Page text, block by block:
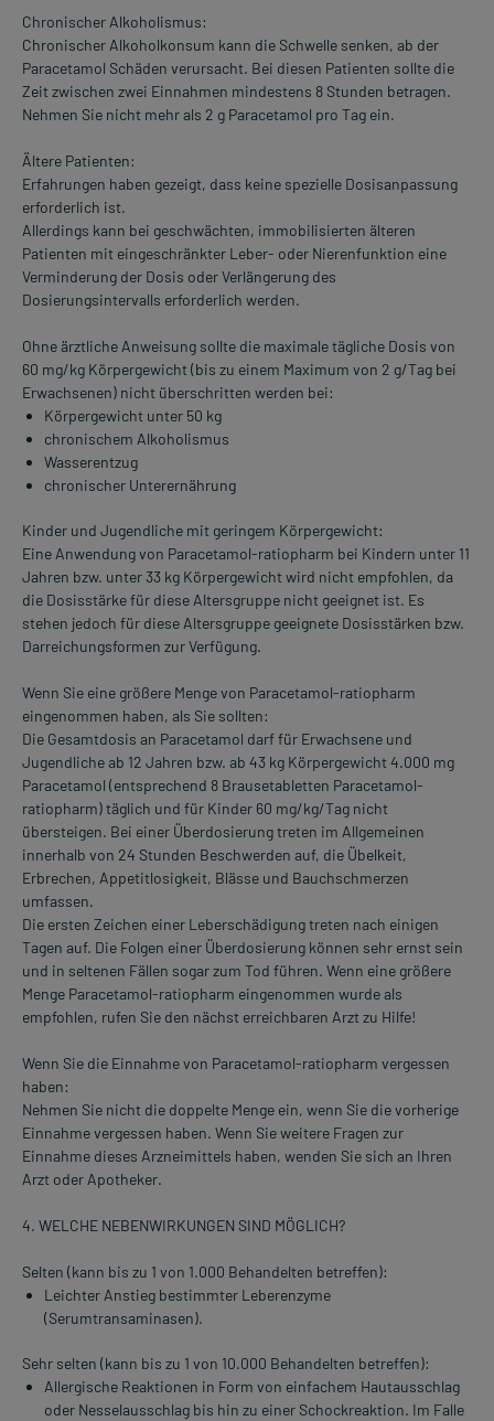
Chronischer Alkoholismus:
Chronischer Alkoholkonsum kann die Schwelle senken, ab der
Paracetamol Schäden verursacht. Bei diesen Patienten sollte die
Zeit zwischen zwei Einnahmen mindestens 8 Stunden betragen.
Nehmen Sie nicht mehr als 2 g Paracetamol pro Tag ein.
Ältere Patienten:
Erfahrungen haben gezeigt, dass keine spezielle Dosisanpassung
erforderlich ist.
Allerdings kann bei geschwächten, immobilisierten älteren
Patienten mit eingeschränkter Leber- oder Nierenfunktion eine
Verminderung der Dosis oder Verlängerung des
Dosierungsintervalls erforderlich werden.
Ohne ärztliche Anweisung sollte die maximale tägliche Dosis von
60 mg/kg Körpergewicht (bis zu einem Maximum von 2 g/Tag bei
Erwachsenen) nicht überschritten werden bei:
Körpergewicht unter 50 kg
chronischem Alkoholismus
Wasserentzug
chronischer Unterernährung
Kinder und Jugendliche mit geringem Körpergewicht:
Eine Anwendung von Paracetamol-ratiopharm bei Kindern unter 11
Jahren bzw. unter 33 kg Körpergewicht wird nicht empfohlen, da
die Dosisstärke für diese Altersgruppe nicht geeignet ist. Es
stehen jedoch für diese Altersgruppe geeignete Dosisstärken bzw.
Darreichungsformen zur Verfügung.
Wenn Sie eine größere Menge von Paracetamol-ratiopharm
eingenommen haben, als Sie sollten:
Die Gesamtdosis an Paracetamol darf für Erwachsene und
Jugendliche ab 12 Jahren bzw. ab 43 kg Körpergewicht 4.000 mg
Paracetamol (entsprechend 8 Brausetabletten Paracetamol-
ratiopharm) täglich und für Kinder 60 mg/kg/Tag nicht
übersteigen. Bei einer Überdosierung treten im Allgemeinen
innerhalb von 24 Stunden Beschwerden auf, die Übelkeit,
Erbrechen, Appetitlosigkeit, Blässe und Bauchschmerzen
umfassen.
Die ersten Zeichen einer Leberschädigung treten nach einigen
Tagen auf. Die Folgen einer Überdosierung können sehr ernst sein
und in seltenen Fällen sogar zum Tod führen. Wenn eine größere
Menge Paracetamol-ratiopharm eingenommen wurde als
empfohlen, rufen Sie den nächst erreichbaren Arzt zu Hilfe!
Wenn Sie die Einnahme von Paracetamol-ratiopharm vergessen
haben:
Nehmen Sie nicht die doppelte Menge ein, wenn Sie die vorherige
Einnahme vergessen haben. Wenn Sie weitere Fragen zur
Einnahme dieses Arzneimittels haben, wenden Sie sich an Ihren
Arzt oder Apotheker.
4. WELCHE NEBENWIRKUNGEN SIND MÖGLICH?
Selten (kann bis zu 1 von 1.000 Behandelten betreffen):
Leichter Anstieg bestimmter Leberenzyme
(Serumtransaminasen).
Sehr selten (kann bis zu 1 von 10.000 Behandelten betreffen):
Allergische Reaktionen in Form von einfachem Hautausschlag
oder Nesselausschlag bis hin zu einer Schockreaktion. Im Falle